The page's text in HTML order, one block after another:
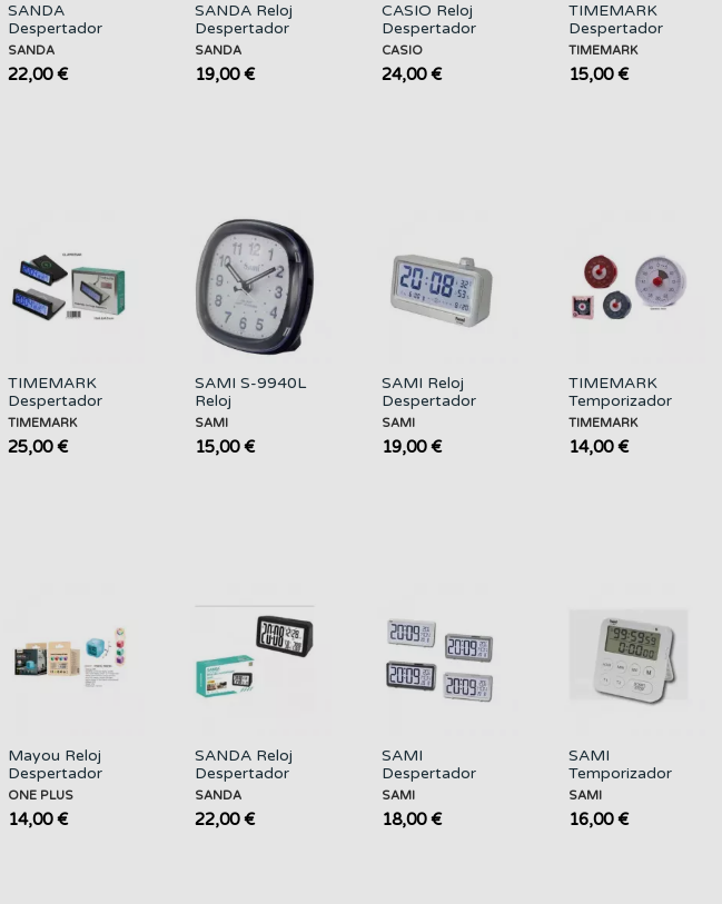
SANDA
Despertador
con
Temperatura
SD4095
SANDA
22,00 €
SANDA Reloj
Despertador
Digital SD-
4096 Alarma y
Temperatura,...
SANDA
19,00 €
CASIO Reloj
Despertador
Digital Mod
DQ-541D Azul
CASIO
24,00 €
TIMEMARK
Despertador
Analogico de
Campana Mate
Varios Colores...
TIMEMARK
15,00 €
TIMEMARK
Despertador
con Carga
Inalambrica
15W/DOBLE
TIMEMARK
25,00 €
SAMI S-9940L
Reloj
Despertador
Analogico
Silencioso
SAMI
15,00 €
SAMI Reloj
Despertador
LD-9823
Recargable
Negro Blanco...
SAMI
19,00 €
TIMEMARK
Temporizador
60 Minutos
Manual CL304
TIMEMARK
14,00 €
Mayou Reloj
Despertador
Digital
,temperatura
YH0078 con
ONE PLUS
14,00 €
SANDA Reloj
Despertador
Digital Tactil
SD4099
SANDA
22,00 €
SAMI
Despertador
Digital Xxl con
Calendario/temperatura
LD-9818
SAMI
18,00 €
SAMI
Temporizador
Doble Hora
Digital LD-9819
SAMI
16,00 €